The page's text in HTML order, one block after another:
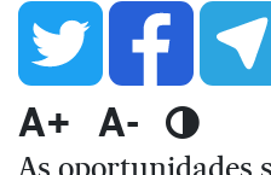
A+ A-
As oportunidades